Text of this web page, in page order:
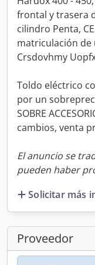
frontal y trasera
cilindro Penta,
matriculación de
Crsdovhmy
Toldo eléctrico
por un
SOBRE
cambios, venta
El anuncio se
pueden haber
Solicitar más
Proveedor